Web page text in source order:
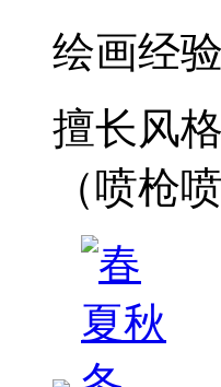
绘画经验
擅长风格
（喷枪